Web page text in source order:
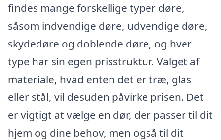
findes mange forskellige typer døre,
såsom indvendige døre, udvendige døre,
skydedøre og doblende døre, og hver
type har sin egen prisstruktur. Valget af
materiale, hvad enten det er træ, glas
eller stål, vil desuden påvirke prisen. Det
er vigtigt at vælge en dør, der passer til dit
hjem og dine behov, men også til dit